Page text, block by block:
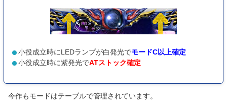
小役成立時にLEDランプが白発光でモードC以上確定
小役成立時に紫発光でATストック確定
今作もモードはテーブルで管理されています。